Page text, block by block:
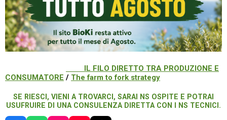
IL FILO DIRETTO TRA PRODUZIONE E
CONSUMATORE / The farm to fork strategy
SE RIESCI, VIENI A TROVARCI, SARAI NS OSPITE E POTRAI
USUFRUIRE DI UNA CONSULENZA DIRETTA CON I NS TECNICI.